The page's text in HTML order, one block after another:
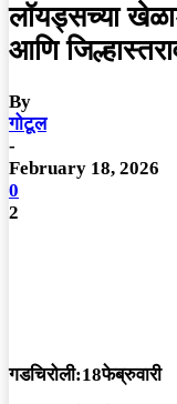
लॉयड्सच्या
आणि
By
गोटूल
-
February 18, 2026
0
2
गडचिरोली:18फेब्रुवारी